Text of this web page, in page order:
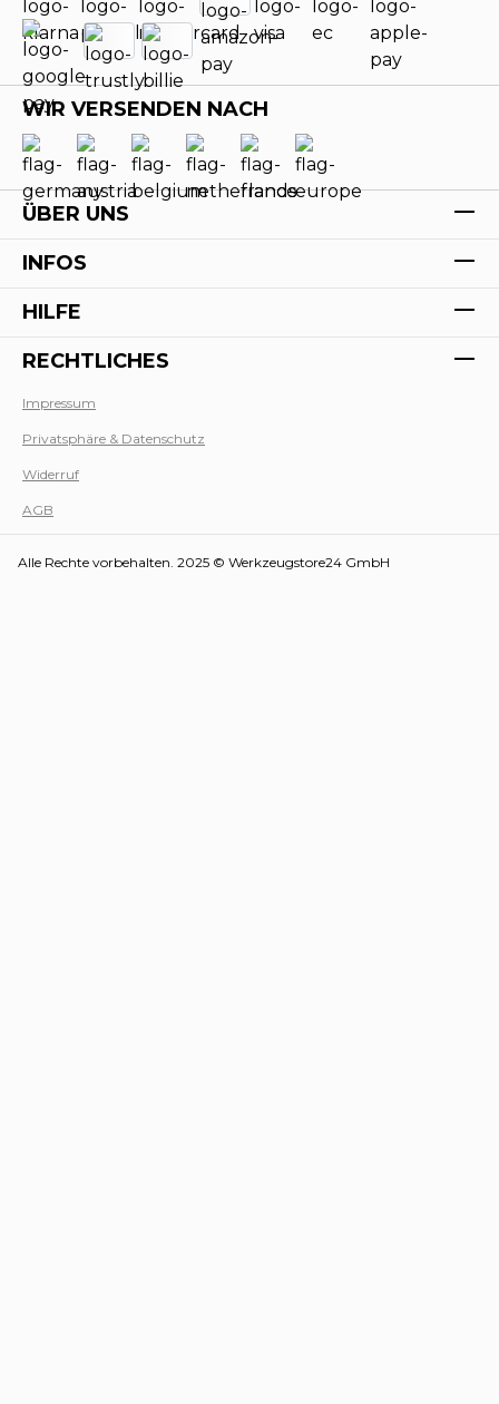
WIR VERSENDEN NACH
ÜBER UNS
INFOS
HILFE
RECHTLICHES
Impressum
Privatsphäre & Datenschutz
Widerruf
AGB
Alle Rechte vorbehalten. 2025 © Werkzeugstore24 GmbH